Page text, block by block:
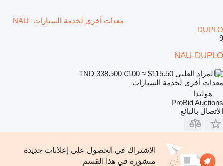
معدات أخرى لخدمة السيارات NAU-
DUPLO
9
NAU-DUPLO
€100 ≈ $115.50
معدات أخرى لخدمة السيارات
هولندا
ProBid Auctions
الاتصال بالبائع
الاشتراك في الحصول على إعلانات جديدة
منشورة في هذا القسم